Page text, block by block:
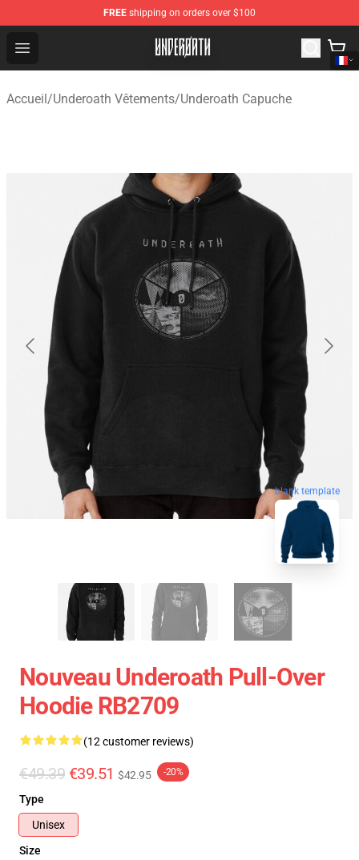
FREE shipping on orders over $100
Open menu
Underoath Store - Official Underoath Merchandise Shop
Accueil/Underoath Vêtements/Underoath Capuche
blank template
Nouveau Underoath Pull-Over
Hoodie RB2709
(12 customer reviews)
€49.39 €39.51 $42.95 -20%
Type
Unisex
Size